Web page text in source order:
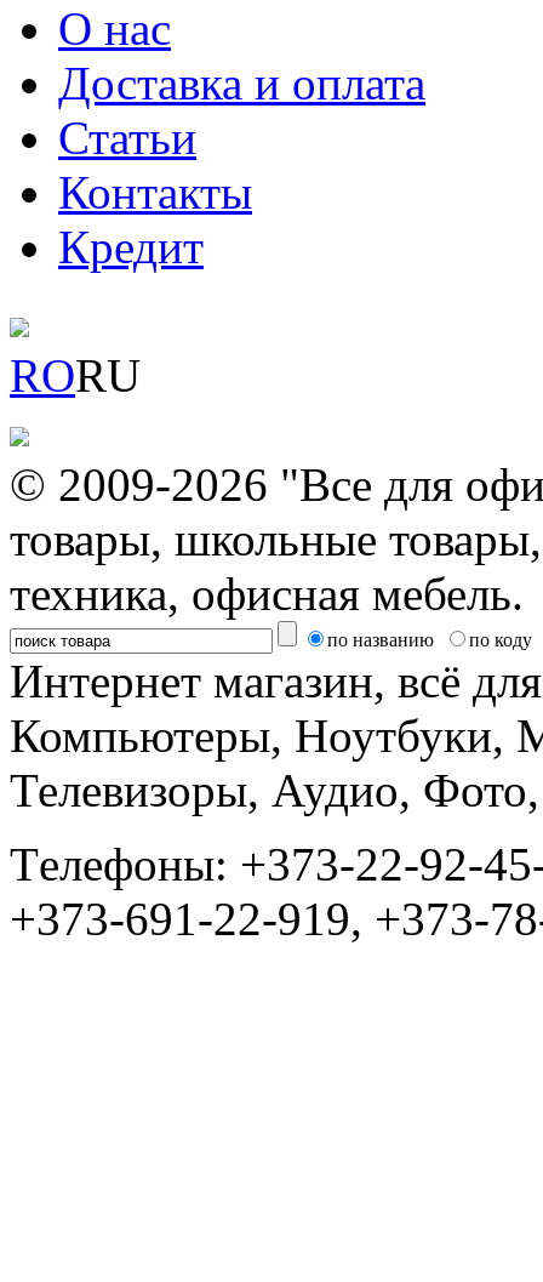
О нас
Доставка и оплата
Статьи
Контакты
Кредит
RORU
© 2009-2026 "Все для
товары, школьные
техника, офисная мебель.
по названию по коду
Интернет магазин, всё
Компьютеры, Ноутбуки,
Телевизоры, Аудио,
Tелефоны: +373-22-92-
+373-691-22-919, +373-